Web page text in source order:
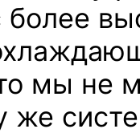
более
мы не
же